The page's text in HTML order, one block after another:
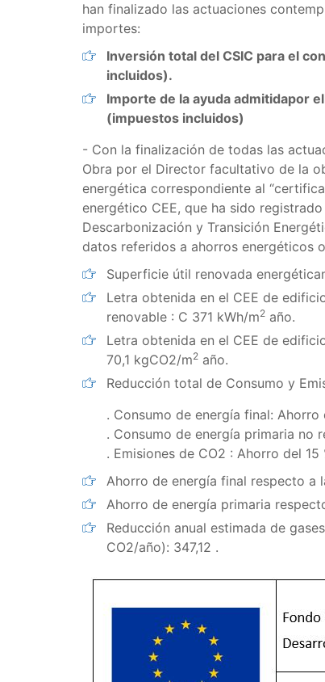
han finalizado las actuaciones
importes:
Inversión total del CSIC para el
incluidos).
Importe de la ayuda admitidapor
(impuestos incluidos)
- Con la finalización de todas las
Obra por el Director facultativo de la
energética correspondiente al
energético CEE, que ha sido
Descarbonización y Transición
datos referidos a ahorros energéticos
Superficie útil renovada
Letra obtenida en el CEE de
renovable : C 371 kWh/m2 año.
Letra obtenida en el CEE de
70,1 kgCO2/m2 año.
Reducción total de Consumo y
. Consumo de energía final: Ahorro
. Consumo de energía primaria no
. Emisiones de CO2 : Ahorro del 15
Ahorro de energía final respecto a
Ahorro de energía primaria
Reducción anual estimada de
CO2/año): 347,12 .